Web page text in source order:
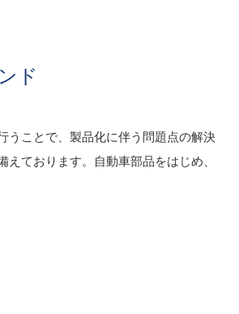
ド
うことで、製品化に伴う問題点の解決
ております。自動車部品をはじめ、